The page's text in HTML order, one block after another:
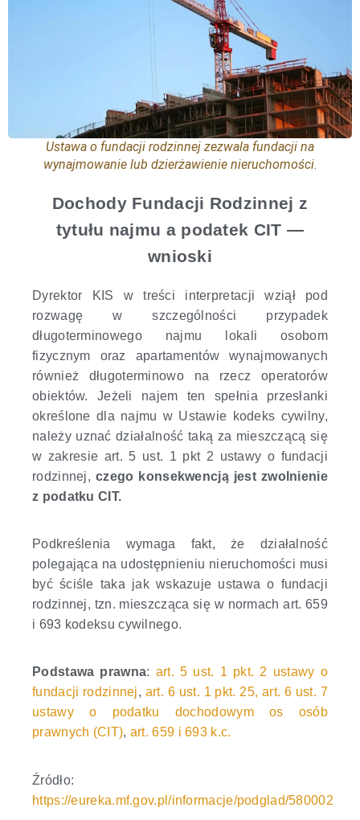
Ustawa o fundacji rodzinnej zezwala fundacji na
wynajmowanie lub dzierżawienie nieruchomości.
Dochody Fundacji Rodzinnej z
tytułu najmu a podatek CIT —
wnioski
Dyrektor KIS w treści interpretacji wziął pod
rozwagę w szczególności przypadek
długoterminowego najmu lokali osobom
fizycznym oraz apartamentów wynajmowanych
również długoterminowo na rzecz operatorów
obiektów. Jeżeli najem ten spełnia przesłanki
określone dla najmu w Ustawie kodeks cywilny,
należy uznać działalność taką za mieszczącą się
w zakresie art. 5 ust. 1 pkt 2 ustawy o fundacji
rodzinnej, czego konsekwencją jest zwolnienie
z podatku CIT.
Podkreślenia wymaga fakt, że działalność
polegająca na udostępnieniu nieruchomości musi
być ściśle taka jak wskazuje ustawa o fundacji
rodzinnej, tzn. mieszcząca się w normach art. 659
i 693 kodeksu cywilnego.
Podstawa prawna: art. 5 ust. 1 pkt. 2 ustawy o
fundacji rodzinnej, art. 6 ust. 1 pkt. 25, art. 6 ust. 7
ustawy o podatku dochodowym os osób
prawnych (CIT), art. 659 i 693 k.c.
Źródło:
https://eureka.mf.gov.pl/informacje/podglad/580002